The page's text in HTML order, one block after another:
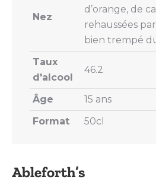
Ableforth’s
Nez
d’orange, de
rehaussées
bien trempé
Taux
d'alcool
46.2
Âge
15 ans
Format
50cl